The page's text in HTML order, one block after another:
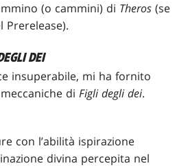
(o cammini) di Theros (se
Prerelease).
DEI
insuperabile, mi ha fornito
diFigli degli dei.
con l’abilità ispirazione
divina percepita nel